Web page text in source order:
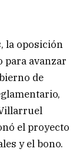
la oposición
para avanzar
de
el proyecto
y el bono.